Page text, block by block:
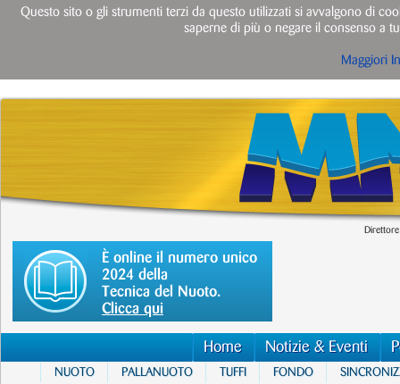
È online il numero unico
2024 della
Tecnica del Nuoto.
Clicca qui
Home Notizie & Eventi
NUOTO PALLANUOTO TUFFI FONDO
Questo sito o gli strumenti terzi da questo utilizzati si avvalgono di
saperne di più o negare il consenso a
Maggiori